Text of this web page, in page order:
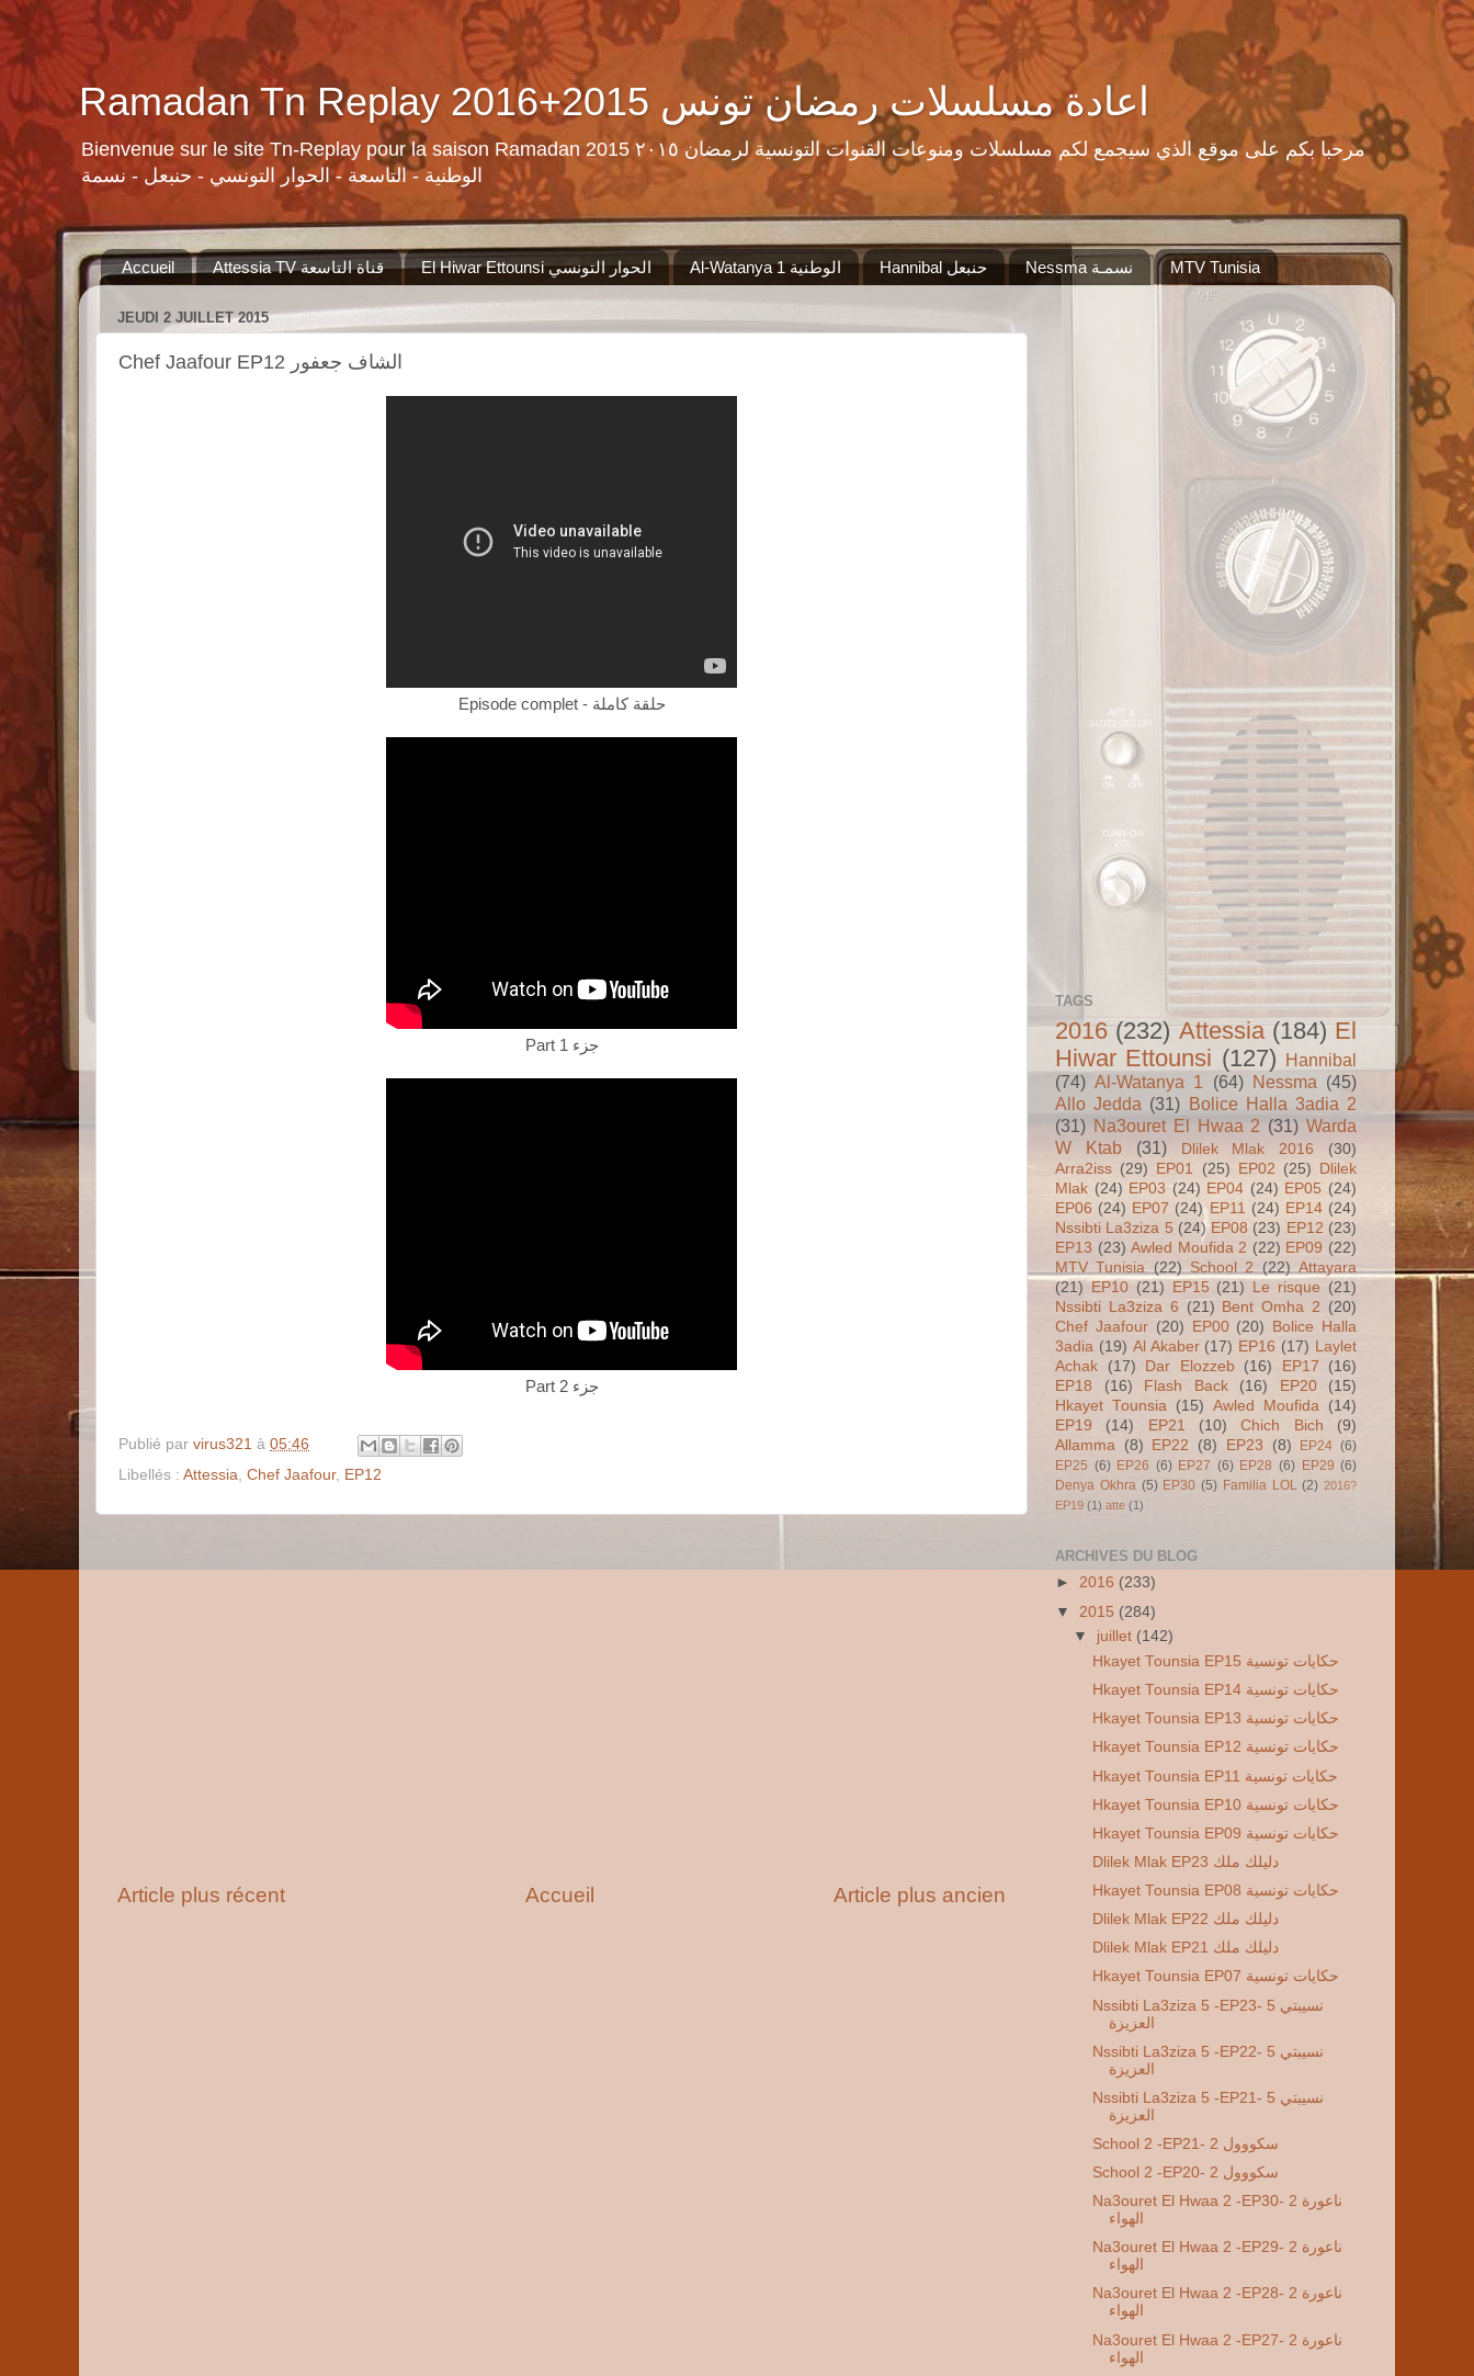
Ramadan Tn Replay 2016+2015 اعادة مسلسلات رمضان تونس
Bienvenue sur le site Tn-Replay pour la saison Ramadan 2015 مرحبا بكم على موقع الذي سيجمع لكم مسلسلات ومنوعات القنوات التونسية لرمضان ٢٠١٥
الوطنية - التاسعة - الحوار التونسي - حنبعل - نسمة
Accueil Attessia TV قناة التاسعة El Hiwar Ettounsi الحوار التونسي Al-Watanya 1 الوطنية Hannibal حنبعل‬ MTV Tunisia
JEUDI 2 JUILLET 2015
Chef Jaafour EP12 الشاف جعفور
Episode complet - حلقة كاملة
Part 1 جزء
Part 2 جزء
Publié par virus321 à 05:46
Libellés : Attessia Chef Jaafour, EP12
Article plus récent Article plus ancien
Accueil
TAGS
2016 (232) Attessia (184) El
Hiwar Ettounsi (127) Hannibal
(74) Al-Watanya 1 (64) Nessma (45)
Allo Jedda (31) Bolice Halla 3adia 2
(31) Na3ouret El Hwaa 2 (31) Warda
W Ktab
(31) Dlilek Mlak 2016
(30)
Arra2iss (29) EP01 (25) EP02 (25) Dlilek
Mlak (24) EP03 (24) EP04 (24) EP05 (24)
EP06 (24) EP07 (24) EP11 (24) EP14 (24)
Nssibti La3ziza 5 (24) EP08 (23) EP12 (23)
EP13 (23) Awled Moufida 2 (22) EP09 (22)
MTV Tunisia (22) School 2 (22) Attayara
(21) EP10 (21) EP15 (21) Le risque (21)
Nssibti La3ziza 6 (21) Bent Omha 2 (20)
Chef Jaafour (20) EP00 (20) Bolice Halla
3adia (19) Al Akaber (17) EP16 (17) Laylet
Achak
(17) Dar Elozzeb (16) EP17
(16)
EP18
(16) Flash Back (16) EP20
(15)
Hkayet Tounsia
(15) Awled Moufida
(14)
EP19
(14) EP21 (10) Chich Bich
(9)
Allamma
(8) EP22 (8) EP23 (8) EP24 (6)
EP25 (6) EP26 (6) EP27 (6) EP28 (6) EP29 (6)
Denya Okhra (5) EP30 (5) Familia LOL (2) 2016?
EP19 (1) atte (1)
ARCHIVES DU BLOG
► 2016 (233)
▼ 2015 (284)
▼ juillet (142)
Hkayet Tounsia EP15 حكايات تونسية
Hkayet Tounsia EP14 حكايات تونسية
Hkayet Tounsia EP13 حكايات تونسية
Hkayet Tounsia EP12 حكايات تونسية
Hkayet Tounsia EP11 حكايات تونسية
Hkayet Tounsia EP10 حكايات تونسية
Hkayet Tounsia EP09 حكايات تونسية
Dlilek Mlak EP23 دليلك ملك
Hkayet Tounsia EP08 حكايات تونسية
Dlilek Mlak EP22 دليلك ملك
Dlilek Mlak EP21 دليلك ملك
Hkayet Tounsia EP07 حكايات تونسية
Nssibti La3ziza 5 -EP23- 5 نسيبتي
العزيزة
Nssibti La3ziza 5 -EP22- 5 نسيبتي
العزيزة
Nssibti La3ziza 5 -EP21- 5 نسيبتي
العزيزة
School 2 -EP21- 2 سكووول
School 2 -EP20- 2 سكووول
Na3ouret El Hwaa 2 -EP30- 2 ناعورة
الهواء
Na3ouret El Hwaa 2 -EP29- 2 ناعورة
الهواء
Na3ouret El Hwaa 2 -EP28- 2 ناعورة
الهواء
Na3ouret El Hwaa 2 -EP27- 2 ناعورة
الهواء